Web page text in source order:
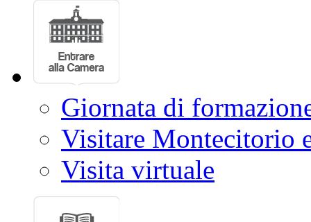
Giornata di
Visitare Montecitorio
Visita virtuale